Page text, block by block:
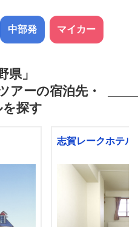
中部発 マイカー
県」
アーの宿泊先・
探す
志賀レークホテル